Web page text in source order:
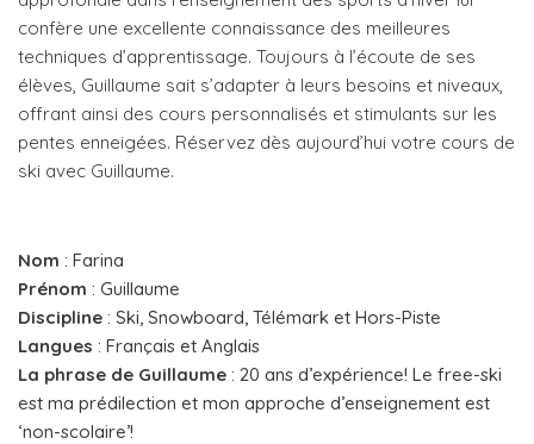
confère une excellente connaissance des meilleures
techniques d’apprentissage. Toujours à l’écoute de ses
élèves, Guillaume sait s’adapter à leurs besoins et niveaux,
offrant ainsi des cours personnalisés et stimulants sur les
pentes enneigées. Réservez dès aujourd’hui votre cours de
ski avec Guillaume.
Nom : Farina
Prénom : Guillaume
Discipline : Ski, Snowboard, Télémark et Hors-Piste
Langues : Français et Anglais
La phrase de Guillaume : 20 ans d’expérience! Le free-ski
est ma prédilection et mon approche d’enseignement est
‘non-scolaire’!